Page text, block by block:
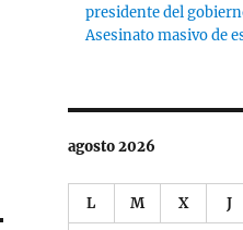
presidente del
Asesinato masivo de
agosto 2026
L M X J